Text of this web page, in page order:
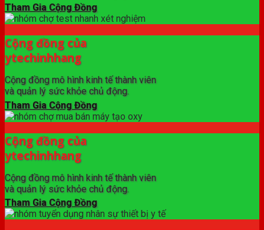
Tham Gia Cộng Đồng
Cộng đồng của
ytechinhhang
Cộng đồng mô hình kinh tế thành viên
và quản lý sức khỏe chủ động.
Tham Gia Cộng Đồng
Cộng đồng của
ytechinhhang
Cộng đồng mô hình kinh tế thành viên
và quản lý sức khỏe chủ động.
Tham Gia Cộng Đồng